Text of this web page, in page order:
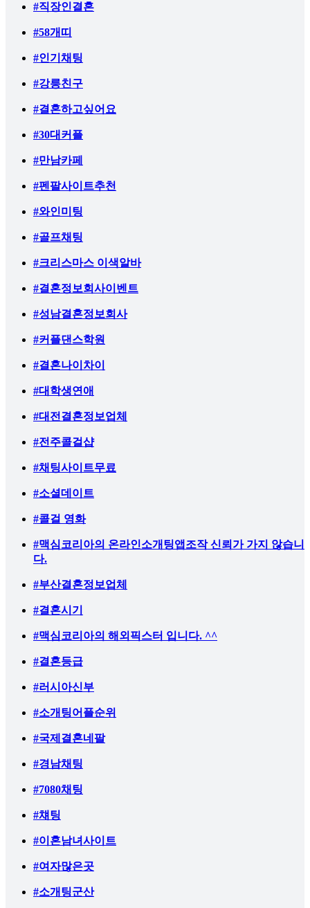
#직장인결혼
#58개띠
#인기채팅
#강릉친구
#결혼하고싶어요
#30대커플
#만남카페
#펜팔사이트추천
#와인미팅
#골프채팅
#크리스마스 이색알바
#결혼정보회사이벤트
#성남결혼정보회사
#커플댄스학원
#결혼나이차이
#대학생연애
#대전결혼정보업체
#전주콜걸샵
#채팅사이트무료
#소셜데이트
#콜걸 영화
#맥심코리아의 온라인소개팅앱조작 신뢰가 가지 않습니
다.
#부산결혼정보업체
#결혼시기
#맥심코리아의 해외픽스터 입니다. ^^
#결혼등급
#러시아신부
#소개팅어플순위
#국제결혼네팔
#경남채팅
#7080채팅
#챼팅
#이혼남녀사이트
#여자많은곳
#소개팅군산